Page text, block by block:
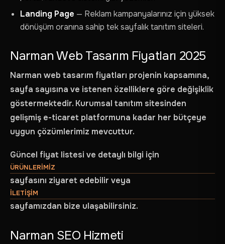
Landing Page — Reklam kampanyalarınız için yüksek
dönüşüm oranına sahip tek sayfalık tanıtım siteleri.
Narman Web Tasarım Fiyatları 2025
Narman web tasarım fiyatları projenin kapsamına,
sayfa sayısına ve istenen özelliklere göre değişiklik
göstermektedir. Kurumsal tanıtım sitesinden
gelişmiş e-ticaret platformuna kadar her bütçeye
uygun çözümlerimiz mevcuttur.
Güncel fiyat listesi ve detaylı bilgi için
ÜRÜNLERIMIZ
sayfasını ziyaret edebilir veya
ILETIŞIM
sayfamızdan bize ulaşabilirsiniz.
Narman SEO Hizmeti